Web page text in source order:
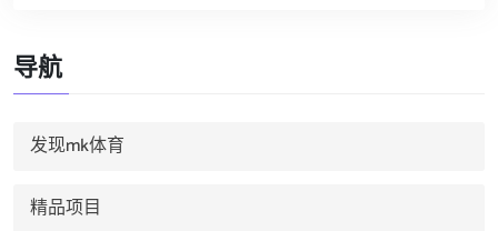
导航
发现mk体育
精品项目